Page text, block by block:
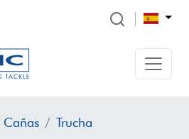
Cañas Trucha